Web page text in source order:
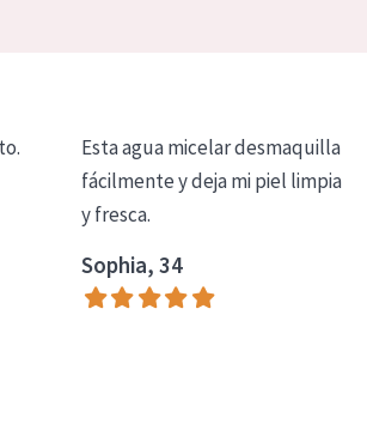
Esta agua micelar desmaquilla
fácilmente y deja mi piel limpia
y fresca.
Sophia, 34